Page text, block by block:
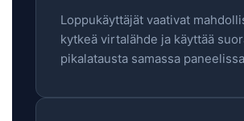
Loppukäyttäjät vaativat
kytkeä virtalähde ja käyttää
pikalatausta samassa